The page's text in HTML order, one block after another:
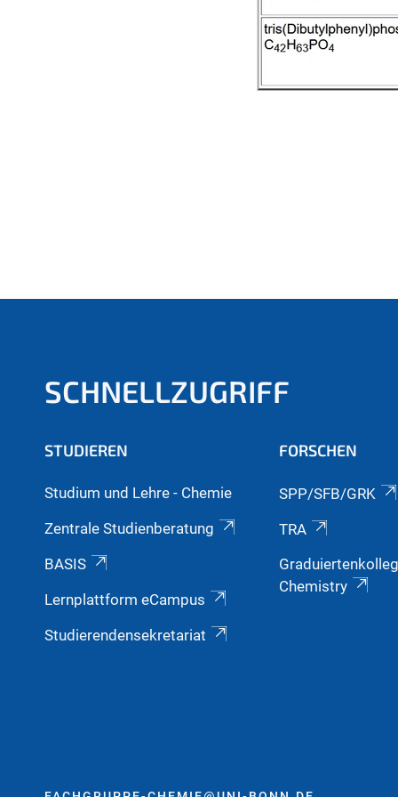
SCHNELLZUGRIFF
STUDIEREN
Studium und Lehre - Chemie
Zentrale Studienberatung
BASIS
Lernplattform eCampus
Studierendensekretariat
FORSCHEN
SPP/SFB/GRK
TRA
Chemistry